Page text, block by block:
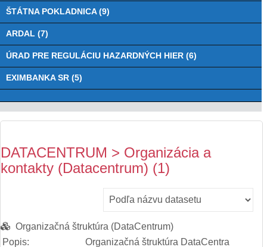
ŠTÁTNA POKLADNICA (9)
ARDAL (7)
ÚRAD PRE REGULÁCIU HAZARDNÝCH HIER (6)
EXIMBANKA SR (5)
DATACENTRUM > Organizácia a
kontakty (Datacentrum) (1)
Organizačná štruktúra (DataCentrum)
Popis:
Organizačná štruktúra DataCentra